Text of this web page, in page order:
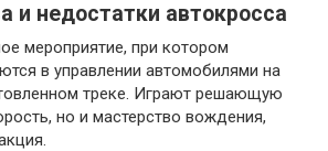
и недостатки автокросса
мероприятие, при котором
в управлении автомобилями на
треке. Играют решающую
но и мастерство вождения,